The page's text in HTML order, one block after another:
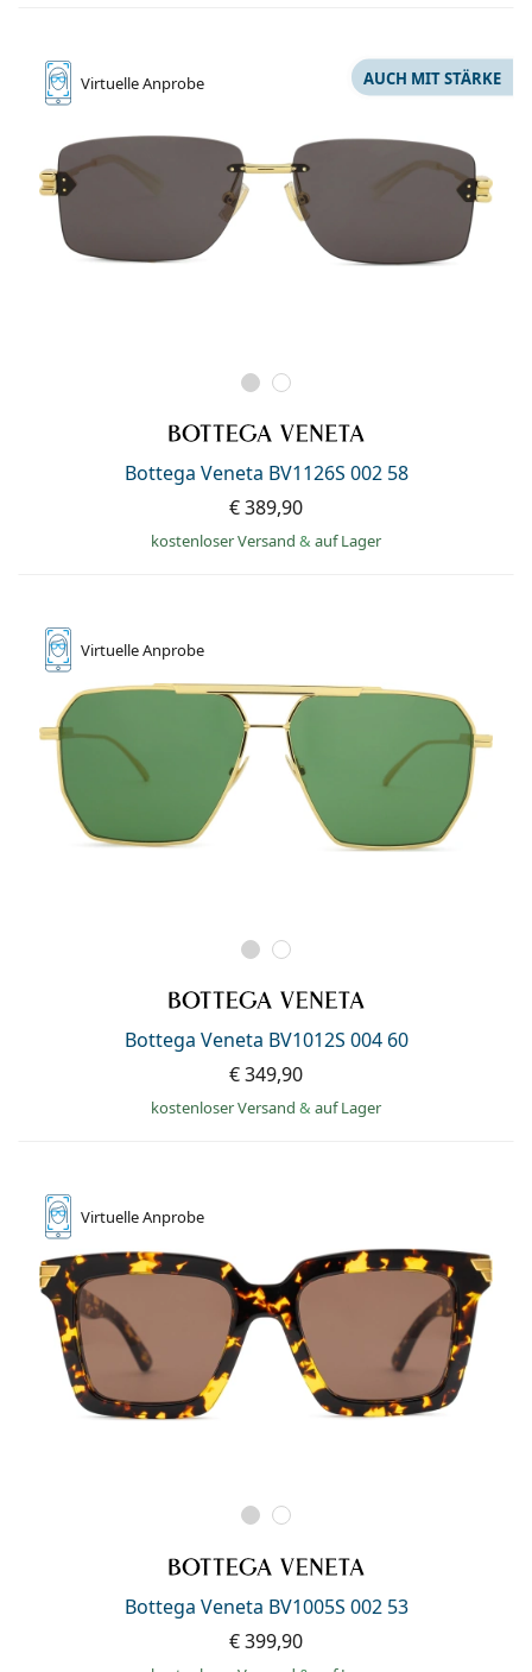
VirtuelleAnprobe
Bottega Veneta BV1126S 002 58
AUCH MIT STÄRKE
€ 389,90
kostenloser Versand & auf Lager
VirtuelleAnprobe
Bottega Veneta BV1012S 004 60
€ 349,90
kostenloser Versand & auf Lager
VirtuelleAnprobe
Bottega Veneta BV1005S 002 53
€ 399,90